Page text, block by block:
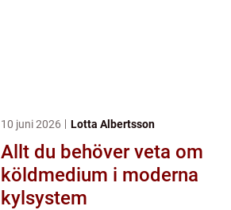
10 juni 2026 Lotta Albertsson
Allt du behöver veta om
köldmedium i moderna
kylsystem